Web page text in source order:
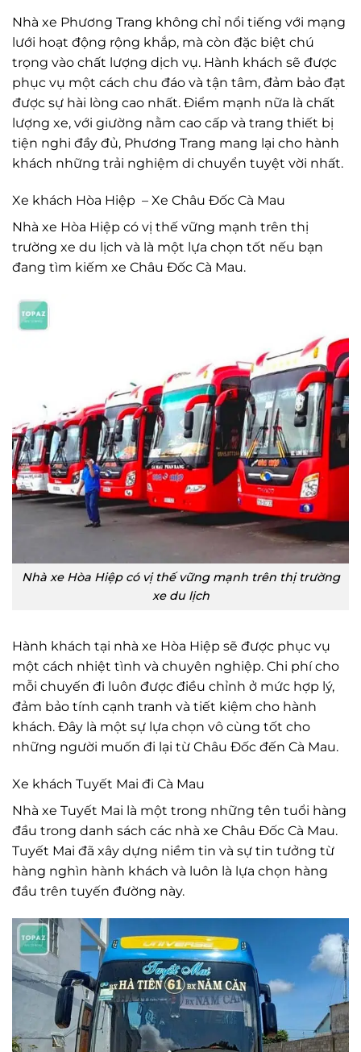
Nhà xe Phương Trang không chỉ nổi tiếng với mạng
lưới hoạt động rộng khắp, mà còn đặc biệt chú
trọng vào chất lượng dịch vụ. Hành khách sẽ được
phục vụ một cách chu đáo và tận tâm, đảm bảo đạt
được sự hài lòng cao nhất. Điểm mạnh nữa là chất
lượng xe, với giường nằm cao cấp và trang thiết bị
tiện nghi đầy đủ, Phương Trang mang lại cho hành
khách những trải nghiệm di chuyển tuyệt vời nhất.
Xe khách Hòa Hiệp – Xe Châu Đốc Cà Mau
Nhà xe Hòa Hiệp có vị thế vững mạnh trên thị
trường xe du lịch và là một lựa chọn tốt nếu bạn
đang tìm kiếm xe Châu Đốc Cà Mau.
Nhà xe Hòa Hiệp có vị thế vững mạnh trên thị trường
xe du lịch
Hành khách tại nhà xe Hòa Hiệp sẽ được phục vụ
một cách nhiệt tình và chuyên nghiệp. Chi phí cho
mỗi chuyến đi luôn được điều chỉnh ở mức hợp lý,
đảm bảo tính cạnh tranh và tiết kiệm cho hành
khách. Đây là một sự lựa chọn vô cùng tốt cho
những người muốn đi lại từ Châu Đốc đến Cà Mau.
Xe khách Tuyết Mai đi Cà Mau
Nhà xe Tuyết Mai là một trong những tên tuổi hàng
đầu trong danh sách các nhà xe Châu Đốc Cà Mau.
Tuyết Mai đã xây dựng niềm tin và sự tin tưởng từ
hàng nghìn hành khách và luôn là lựa chọn hàng
đầu trên tuyến đường này.